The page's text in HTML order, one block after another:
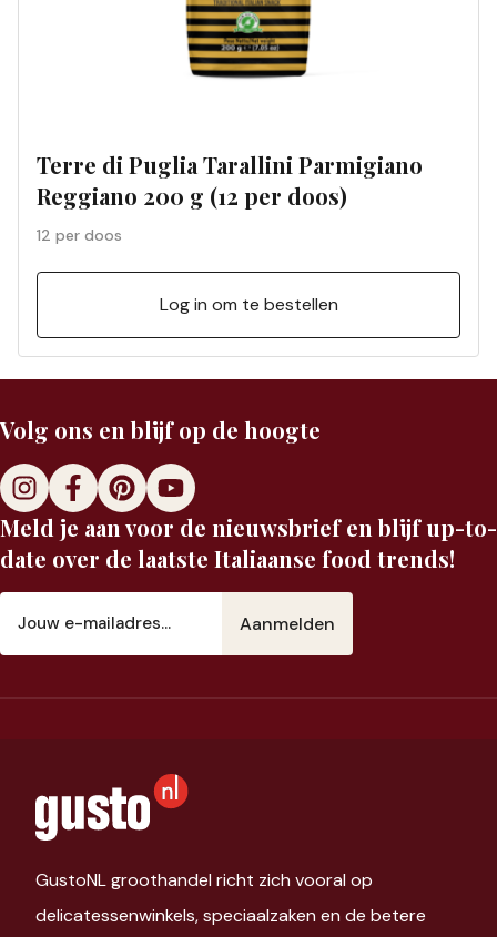
Terre di Puglia Tarallini Parmigiano
Reggiano 200 g (12 per doos)
12 per doos
Log in om te bestellen
Volg ons en blijf op de hoogte
Meld je aan voor de nieuwsbrief en blijf up-to-
date over de laatste Italiaanse food trends!
mailadres
GustoNL groothandel richt zich vooral op
delicatessenwinkels, speciaalzaken en de betere